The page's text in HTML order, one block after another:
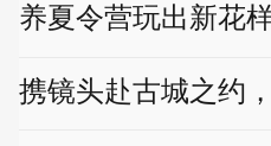
养夏令营玩出新花
携镜头赴古城之约